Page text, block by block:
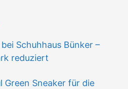
Schuhhaus Bünker –
reduziert
Green Sneaker für die